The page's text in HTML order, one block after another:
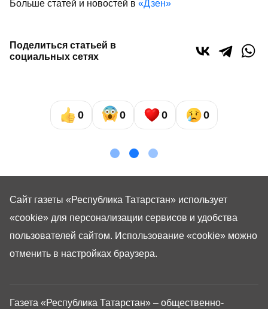
Больше статей и новостей в «Дзен»
Поделиться статьей в
социальных сетях
0 0 0 0
Газета «Республика Татарстан» – общественно-
Сайт газеты «Республика Татарстан» использует
«cookie» для персонализации сервисов и удобства
пользователей сайтом. Использование «cookie» можно
отменить в настройках браузера.